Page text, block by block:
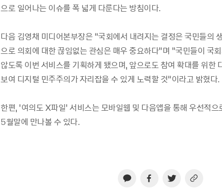
으로 일어나는 이슈를 폭 넓게 다룬다는 방침이다.
다음 김영채 미디어본부장은 “국회에서 내려지는 결정은 국민들의
으로 의회에 대한 끊임없는 관심은 매우 중요하다”며 “국민들이 국
않도록 이번 서비스를 기획하게 됐으며, 앞으로도 참여 확대를 위한
보여 디지털 민주주의가 자리잡을 수 있게 노력할 것”이라고 밝혔다.
한편, ‘여의도 X파일’ 서비스는 모바일웹 및 다음앱을 통해 우선적
5월말에 만나볼 수 있다.